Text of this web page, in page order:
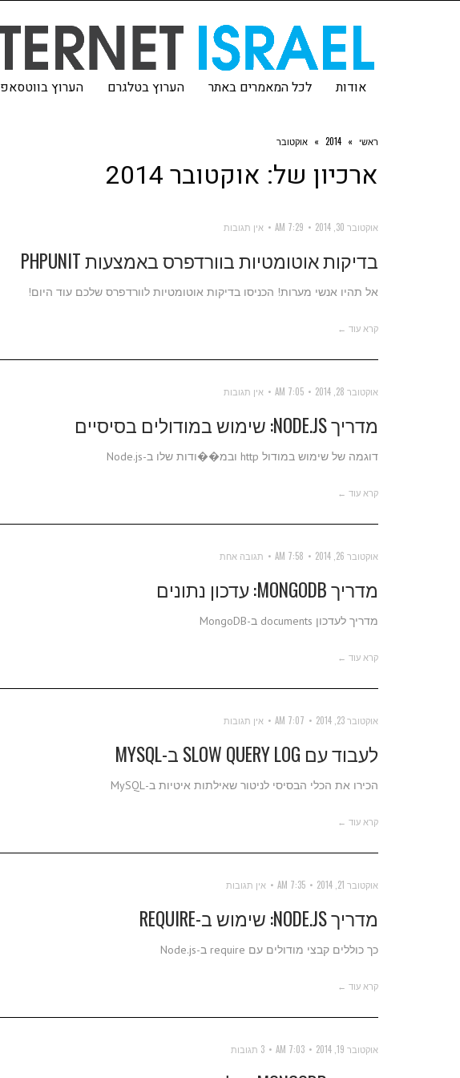
אודות לכל המאמרים באתר הערוץ בטלגרם הערוץ בווטסאפ
ראשי »
2014
» אוקטובר
ארכיון של: אוקטובר 2014
אוקטובר 30, 2014 7:29 AM אין תגובות
בדיקות אוטומטיות בוורדפרס באמצעות PHPUNIT
אל תהיו אנשי מערות! הכניסו בדיקות אוטומטיות לוורדפרס שלכם עוד היום!
קרא עוד ←
אוקטובר 28, 2014 7:05 AM אין תגובות
מדריך NODE.JS: שימוש במודולים בסיסיים
דוגמה של שימוש במודול http ובמ��ודות שלו ב-Node.js
קרא עוד ←
אוקטובר 26, 2014 7:58 AM תגובה אחת
מדריך MONGODB: עדכון נתונים
מדריך לעדכון documents ב-MongoDB
קרא עוד ←
אוקטובר 23, 2014 7:07 AM אין תגובות
לעבוד עם SLOW QUERY LOG ב-MYSQL
הכירו את הכלי הבסיסי לניטור שאילתות איטיות ב-MySQL
קרא עוד ←
אוקטובר 21, 2014 7:35 AM אין תגובות
מדריך NODE.JS: שימוש ב-REQUIRE
כך כוללים קבצי מודולים עם require ב-Node.js
קרא עוד ←
אוקטובר 19, 2014 7:03 AM 3 תגובות